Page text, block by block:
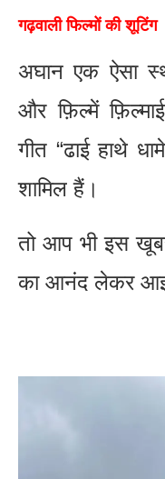
गढ़वाली फिल्मों की शूटिंग
अघान एक ऐसा
और फ़िल्में
गीत “ढाई हाथे
शामिल हैं।
तो आप भी इस
का आनंद लेकर